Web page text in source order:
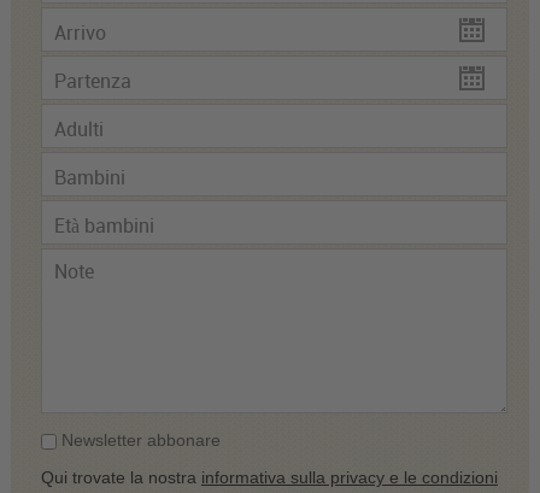
Newsletter abbonare
Qui trovate la nostra informativa sulla privacy e le condizioni